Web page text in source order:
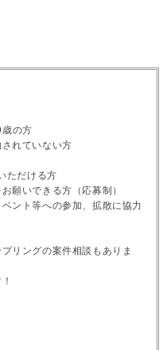
の方
れていない方
ただける方
願いできる方（応募制）
ント等への参加、拡散に協力
リングの案件相談もありま